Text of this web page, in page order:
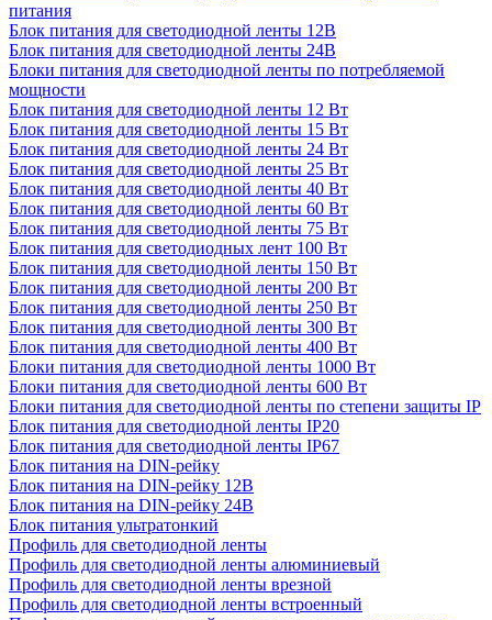
питания
Блок питания для светодиодной ленты 12В
Блок питания для светодиодной ленты 24В
Блоки питания для светодиодной ленты по потребляемой
мощности
Блок питания для светодиодной ленты 12 Вт
Блок питания для светодиодной ленты 15 Вт
Блок питания для светодиодной ленты 24 Вт
Блок питания для светодиодной ленты 25 Вт
Блок питания для светодиодной ленты 40 Вт
Блок питания для светодиодной ленты 60 Вт
Блок питания для светодиодной ленты 75 Вт
Блок питания для светодиодных лент 100 Вт
Блок питания для светодиодной ленты 150 Вт
Блок питания для светодиодной ленты 200 Вт
Блок питания для светодиодной ленты 250 Вт
Блок питания для светодиодной ленты 300 Вт
Блок питания для светодиодной ленты 400 Вт
Блоки питания для светодиодной ленты 1000 Вт
Блоки питания для светодиодной ленты 600 Вт
Блоки питания для светодиодной ленты по степени защиты IP
Блок питания для светодиодной ленты IP20
Блок питания для светодиодной ленты IP67
Блок питания на DIN-рейку
Блок питания на DIN-рейку 12В
Блок питания на DIN-рейку 24В
Блок питания ультратонкий
Профиль для светодиодной ленты
Профиль для светодиодной ленты алюминиевый
Профиль для светодиодной ленты врезной
Профиль для светодиодной ленты встроенный